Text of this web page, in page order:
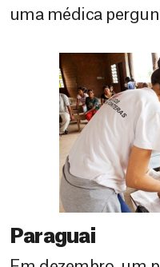
uma médica
Paraguai